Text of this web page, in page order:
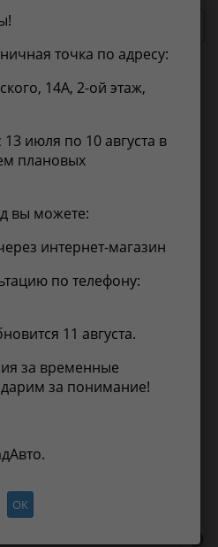
цены и сроки
5904157311871
глушители
точка по адресу:
14А, 2-ой этаж,
13 июля по 10 августа в
плановых
вы можете:
интернет-магазин
по телефону:
11 августа.
за временные
за понимание!
ОК